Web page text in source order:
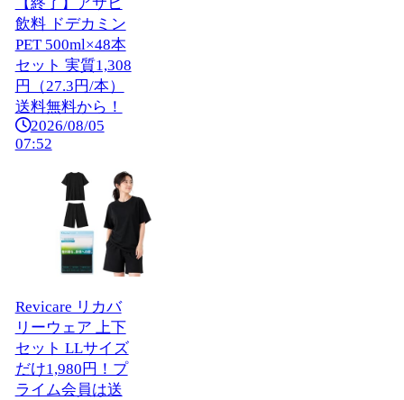
飲料 ドデカミン
PET 500ml×48本
セット 実質1,308
円（27.3円/本）
送料無料から！
2026/08/05
07:52
Revicare リカバ
リーウェア 上下
セット LLサイズ
だけ1,980円！プ
ライム会員は送